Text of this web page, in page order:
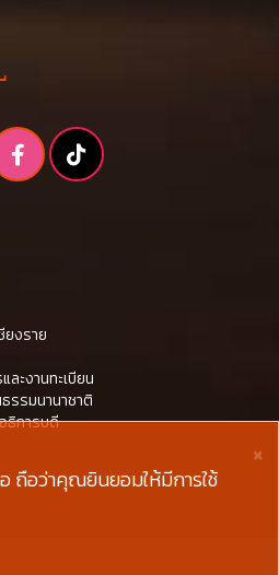
ยงราย
ละงานทะเบียน
รรมนานาชาติ
ธิการบดี
×
ถือว่าคุณยินยอมให้มีการใช้